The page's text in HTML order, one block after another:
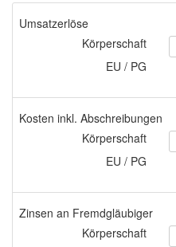
Umsatzerlöse
Körperschaft
EU / PG
Kosten inkl. Abschreibungen
Körperschaft
EU / PG
Zinsen an Fremdgläubiger
Körperschaft